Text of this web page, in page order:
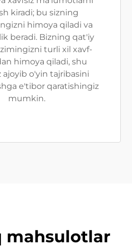
kiradi; bu sizning
himoya qiladi va
beradi. Bizning qat'iy
turli xil xavf-
himoya qiladi, shu
ajoyib o'yin tajribasini
e'tibor qaratishingiz
mumkin.
mahsulotlar